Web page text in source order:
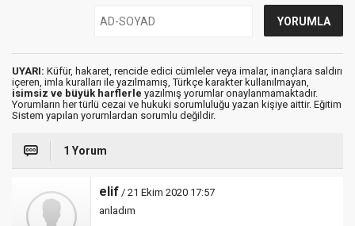
UYARI: Küfür, hakaret, rencide edici cümleler veya imalar, inançlara saldırı
içeren, imla kuralları ile yazılmamış, Türkçe karakter kullanılmayan,
isimsiz ve büyük harflerle yazılmış yorumlar onaylanmamaktadır.
Yorumların her türlü cezai ve hukuki sorumluluğu yazan kişiye aittir. Eğitim
Sistem yapılan yorumlardan sorumlu değildir.
1 Yorum
elif / 21 Ekim 2020 17:57
anladım